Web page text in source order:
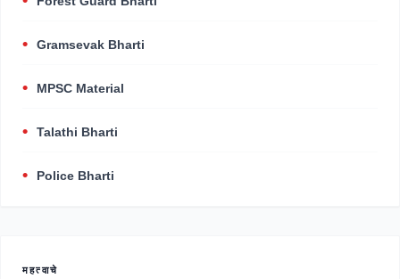
Gramsevak Bharti
MPSC Material
Talathi Bharti
Police Bharti
महत्वाचे